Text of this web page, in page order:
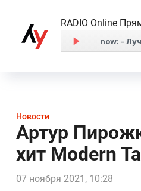
RADIO Online
Новости
Артур
хит Modern
07 ноября 2021, 10:28